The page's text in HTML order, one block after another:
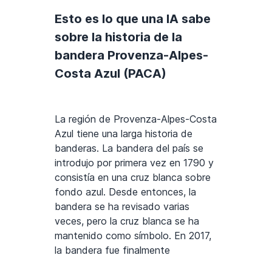
Esto es lo que una IA sabe
sobre la historia de la
bandera Provenza-Alpes-
Costa Azul (PACA)
La región de Provenza-Alpes-Costa
Azul tiene una larga historia de
banderas. La bandera del país se
introdujo por primera vez en 1790 y
consistía en una cruz blanca sobre
fondo azul. Desde entonces, la
bandera se ha revisado varias
veces, pero la cruz blanca se ha
mantenido como símbolo. En 2017,
la bandera fue finalmente